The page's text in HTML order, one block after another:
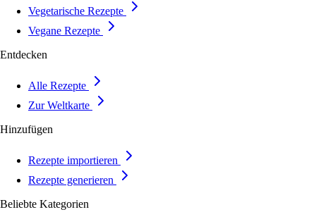
Vegetarische Rezepte
Vegane Rezepte
Entdecken
Alle Rezepte
Zur Weltkarte
Hinzufügen
Rezepte importieren
Rezepte generieren
Beliebte Kategorien